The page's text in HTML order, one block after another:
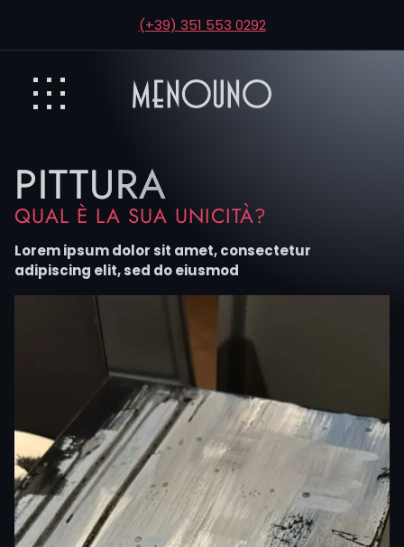
(+39) 351 553 0292
PITTURA
QUAL È LA SUA UNICITÀ?
Lorem ipsum dolor sit amet, consectetur
adipiscing elit, sed do eiusmod